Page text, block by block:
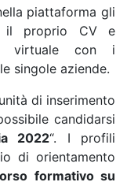
piattaforma gli
il proprio CV e
virtuale con i
singole aziende.
di inserimento
candidarsi
2022“. I profili
di orientamento
formativo su